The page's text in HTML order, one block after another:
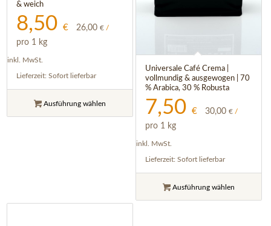
& weich
8,50€ 26,00€ /
pro 1 kg
inkl. MwSt.
Lieferzeit:Sofort lieferbar
Ausführung wählen
Universale Café Crema |
vollmundig & ausgewogen | 70
% Arabica, 30 % Robusta
7,50 € 30,00 €/
pro 1 kg
inkl. MwSt.
Lieferzeit: Sofort lieferbar
Ausführung wählen